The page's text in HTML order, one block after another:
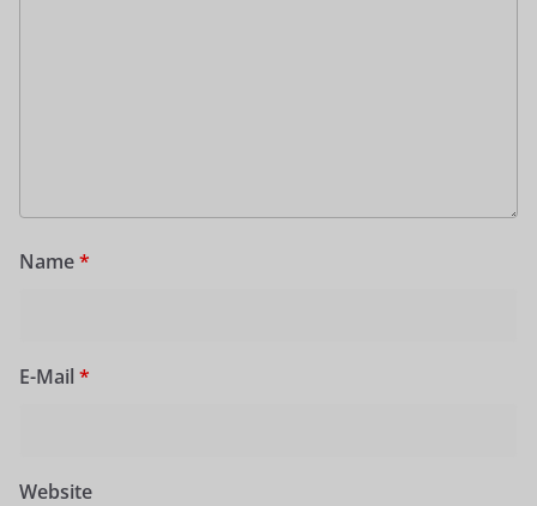
Name*
E-Mail *
Website